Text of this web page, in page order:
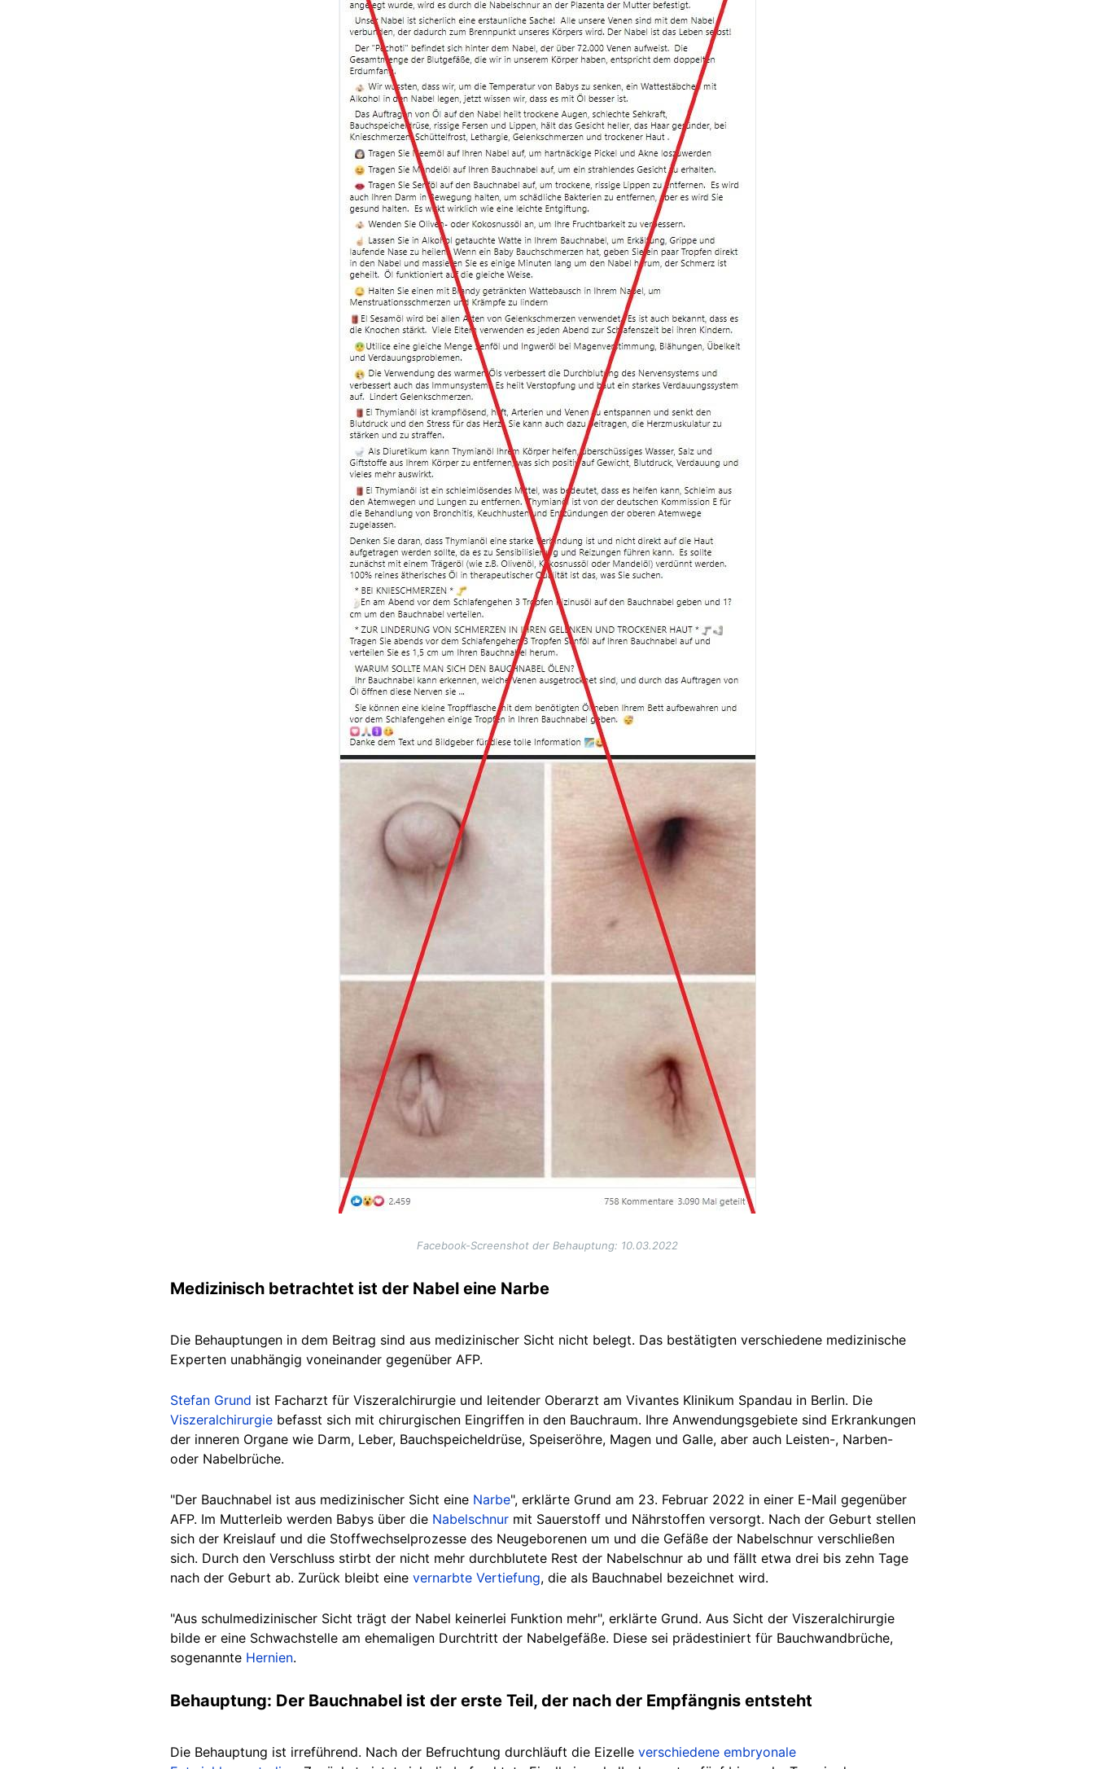
Facebook-Screenshot der Behauptung: 10.03.2022
Medizinisch betrachtet ist der Nabel eine Narbe
Die Behauptungen in dem Beitrag sind aus medizinischer Sicht nicht belegt. Das bestätigten verschiedene medizinische
Experten unabhängig voneinander gegenüber AFP.
Stefan Grund ist Facharzt für Viszeralchirurgie und leitender Oberarzt am Vivantes Klinikum Spandau in Berlin. Die
Viszeralchirurgie befasst sich mit chirurgischen Eingriffen in den Bauchraum. Ihre Anwendungsgebiete sind Erkrankungen
der inneren Organe wie Darm, Leber, Bauchspeicheldrüse, Speiseröhre, Magen und Galle, aber auch Leisten-, Narben-
oder Nabelbrüche.
"Der Bauchnabel ist aus medizinischer Sicht eine Narbe", erklärte Grund am 23. Februar 2022 in einer E-Mail gegenüber
AFP. Im Mutterleib werden Babys über die Nabelschnur mit Sauerstoff und Nährstoffen versorgt. Nach der Geburt stellen
sich der Kreislauf und die Stoffwechselprozesse des Neugeborenen um und die Gefäße der Nabelschnur verschließen
sich. Durch den Verschluss stirbt der nicht mehr durchblutete Rest der Nabelschnur ab und fällt etwa drei bis zehn Tage
nach der Geburt ab. Zurück bleibt eine vernarbte Vertiefung, die als Bauchnabel bezeichnet wird.
"Aus schulmedizinischer Sicht trägt der Nabel keinerlei Funktion mehr", erklärte Grund. Aus Sicht der Viszeralchirurgie
bilde er eine Schwachstelle am ehemaligen Durchtritt der Nabelgefäße. Diese sei prädestiniert für Bauchwandbrüche,
sogenannte Hernien.
Behauptung: Der Bauchnabel ist der erste Teil, der nach der Empfängnis entsteht
Die Behauptung ist irreführend. Nach der Befruchtung durchläuft die Eizelle verschiedene embryonale